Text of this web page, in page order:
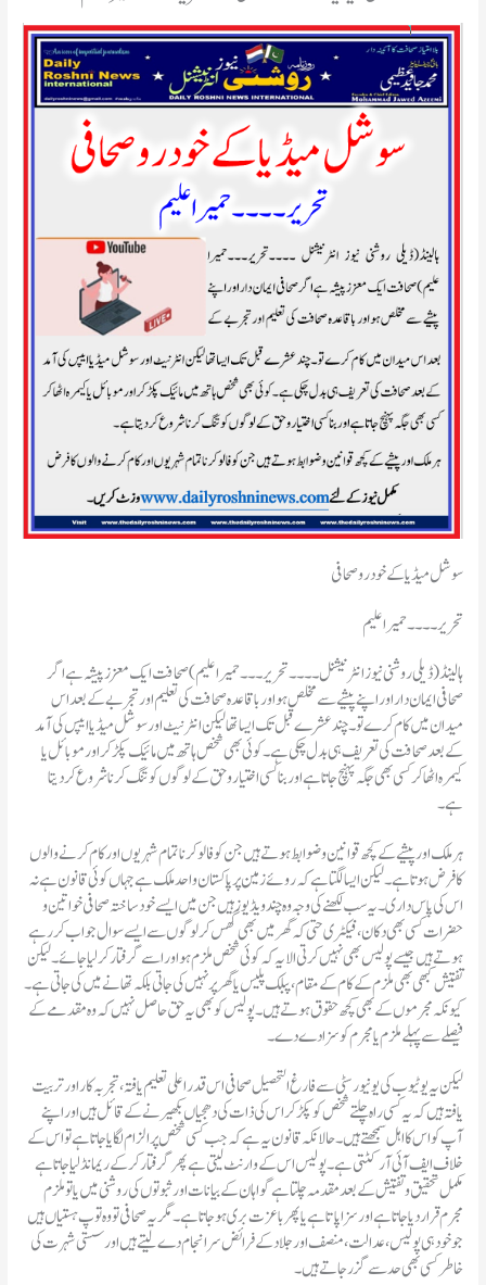
سوشل میڈیا کے خودرو صحافی
تحریر۔۔۔۔حمیراعلیم
ہالینڈ(ڈیلی روشنی نیوز انٹرنیشنل ۔۔۔۔تحریر۔۔۔حمیرا علیم)صحافت ایک معزز پیشہ ہے اگر
صحافی ایمان دار اور اپنے پیشے سے مخلص ہو اور باقاعدہ صحافت کی تعلیم اور تجربے کے بعد اس
میدان میں کام کرے تو۔چند عشرے قبل تک ایسا تھا لیکن انٹرنیٹ اور سوشل میڈیا ایپس کی آمد
کے بعد صحافت کی تعریف ہی بدل چکی ہے۔کوئی بھی شخص ہاتھ میں مائیک پکڑ کر اور موبائل یا
کیمرہ اٹھا کر کسی بھی جگہ پہنچ جاتا ہے اور بنا کسی اختیار و حق کے لوگوں کو تنگ کرنا شروع کر دیتا
ہے۔
کا فرض ہوتا ہے۔لیکن ایسا لگتا ہے کہ روئے زمین پر پاکستان واحد ملک ہے جہاں کوئی قانون ہے نہ
اس کی پاس داری۔ یہ سب لکھنے کی وجہ وہ چند ویڈیوز ہیں جن میں ایسے خودساختہ صحافی خواتین و
حضرات کسی بھی دکان، فیکٹری حتی کہ گھر میں بھی گھس کر لوگوں سے ایسے سوال جواب کر رہے
ہوتے ہیں جیسے پولیس بھی نہیں کرتی الا یہ کہ کوئی شخص ملزم ہو اور اسے گرفتار کر لیا جائے۔لیکن
تفتیش کبھی بھی ملزم کے کام کے مقام، پبلک پلیس یا گھر پر نہیں کی جاتی بلکہ تھانے میں کی جاتی ہے۔
کیونکہ مجرموں کے بھی کچھ حقوق ہوتے ہیں۔پولیس کو بھی یہ حق حاصل نہیں کہ وہ مقدمے کے
فیصلے سے پہلے ملزم یا مجرم کو سزا دے دے۔
یافتہ ہیں کہ یہ کسی راہ چلتے شخص کو پکڑ کر اس کی ذات کی دھجیاں بکھیرنے کے قائل ہیں اور اپنے
آپ کو اس کا اہل سمجھتے ہیں۔حالانکہ قانون یہ ہے کہ جب کسی شخص پر الزام لگایا جاتا ہے تو اس کے
خلاف ایف آئی آر کٹتی ہے۔پولیس اس کے وارنٹ لیتی ہے پھر گرفتار کر کے ریمانڈ لیا جاتا ہے
مکمل تحقیق و تفتیش کے بعد مقدمہ چلتا ہے گواہان کے بیانات اور ثبوتوں کی روشنی میں یا تو ملزم
مجرم قرار دیا جاتا ہے اور سزا پاتا ہے یا پھر باعزت بری ہو جاتا ہے۔مگر یہ صحافی تو وہ توپ ہستیاں ہیں
جو خود ہی پولیس، عدالت، منصف اور جلاد کے فرائض سرانجام دے لیتے ہیں اور سستی شہرت کی
خاطر کسی بھی حد سے گزر جاتے ہیں۔